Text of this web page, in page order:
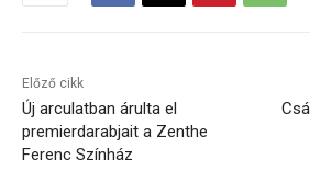
Előző cikk
Új arculatban árulta el
premierdarabjait a Zenthe
Ferenc Színház